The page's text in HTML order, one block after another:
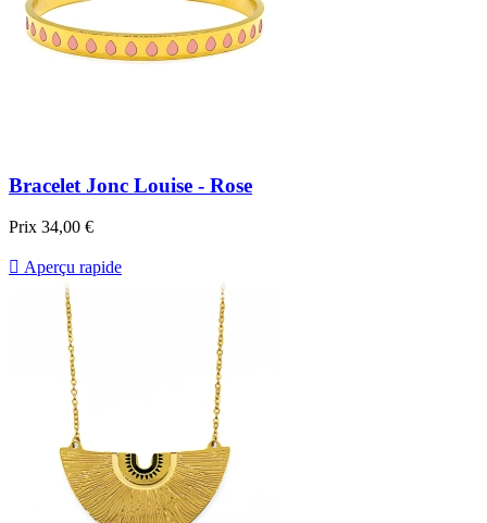
Bracelet Jonc Louise - Rose
Prix 34,00 €
 Aperçu rapide